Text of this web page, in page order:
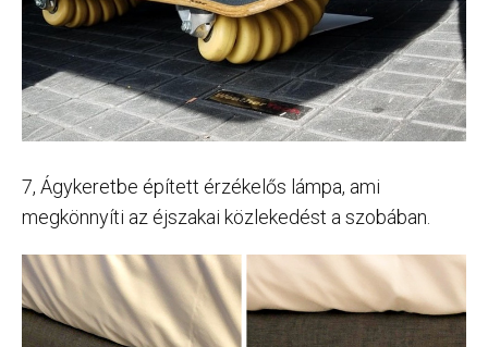
7, Ágykeretbe épített érzékelős lámpa, ami
megkönnyíti az éjszakai közlekedést a szobában.